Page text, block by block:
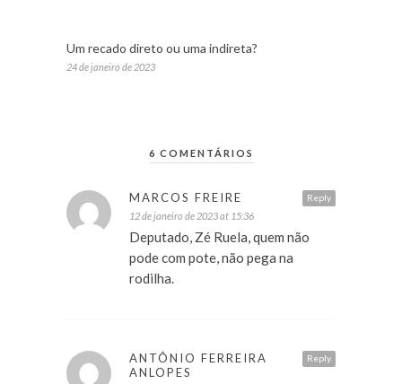
Um recado direto ou uma indireta?
24 de janeiro de 2023
6 COMENTÁRIOS
Reply
MARCOS FREIRE
12 de janeiro de 2023 at 15:36
Deputado, Zé Ruela, quem não
pode com pote, não pega na
rodilha.
Reply
ANTÔNIO FERREIRA
ANLOPES